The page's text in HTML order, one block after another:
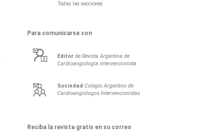
Todas las secciones
Para comunicarse con
Editor de Revista Argentina de
Cardioangiología intervencionista
Sociedad Colegio Argentino de
Cardioangiólogos Intervencionistas
Reciba la revista gratis en su correo